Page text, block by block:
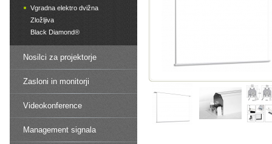
Vgradna elektro dvižna
Zložljiva
Black Diamond®
Nosilci za projektorje
Zasloni in monitorji
Videokonference
Management signala